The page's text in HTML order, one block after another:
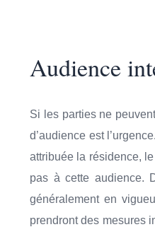
Audience
Si les parties ne
d’audience est
attribuée la résidence,
pas à cette audience.
généralement en
prendront des mesures